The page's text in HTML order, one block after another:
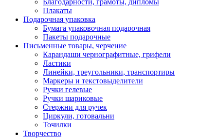
Благодарности, грамоты, дипломы
Плакаты
Подарочная упаковка
Бумага упаковочная подарочная
Пакеты подарочные
Письменные товары, черчение
Карандаши чернографитные, грифели
Ластики
Линейки, треугольники, транспортиры
Маркеры и текстовыделители
Ручки гелевые
Ручки шариковые
Стержни для ручек
Циркули, готовальни
Точилки
Творчество